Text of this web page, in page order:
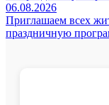
06.08.2026
Приглашаем всех
праздничную